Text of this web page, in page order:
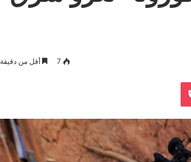
7 أقل من دقيقة
‫Pocket